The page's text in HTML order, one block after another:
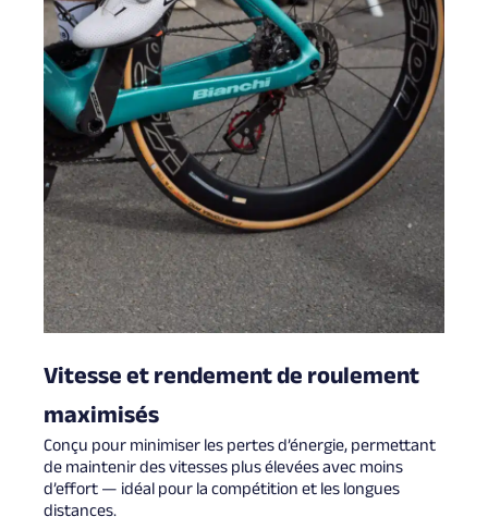
Vitesse et rendement de roulement
maximisés
Conçu pour minimiser les pertes d’énergie, permettant
de maintenir des vitesses plus élevées avec moins
d’effort — idéal pour la compétition et les longues
distances.